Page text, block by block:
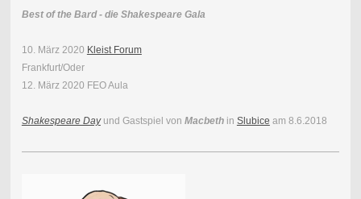
Best of the Bard - die Shakespeare Gala
10. März 2020 Kleist Forum
Frankfurt/Oder
12. März 2020 FEO Aula
Shakespeare Dayund Gastspiel von Macbethin Slubice am 8.6.2018